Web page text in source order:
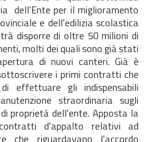
dell'Ente per il miglioramento
e dell'edilizia scolastica
disporre di oltre 50 milioni di
molti dei quali sono già stati
di nuovi canteri. Già è
i primi contratti che
effettuare gli indispensabili
straordinaria sugli
proprietà dell'ente. Apposta la
d'appalto relativi ad
che riguardavano l'accordo